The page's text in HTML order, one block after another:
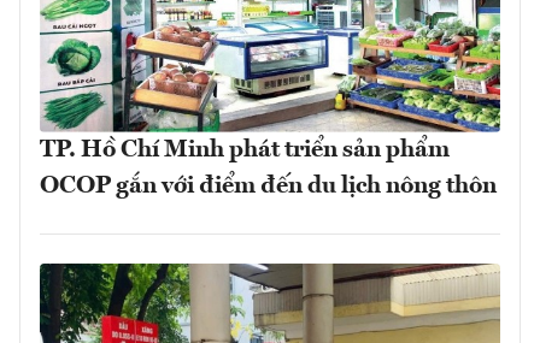
TP. Hồ Chí Minh phát triển sản phẩm
OCOP gắn với điểm đến du lịch nông thôn